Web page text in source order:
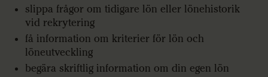
slippa frågor om tidigare lön eller lönehistorik
vid rekrytering
få information om kriterier för lön och
löneutveckling
begära skriftlig information om din egen lön